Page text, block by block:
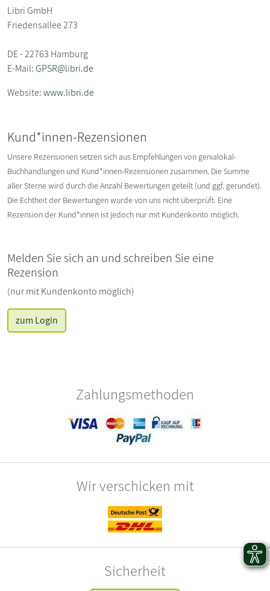
Libri GmbH
Friedensallee 273
DE - 22763 Hamburg
E-Mail:GPSR@libri.de
Website:www.libri.de
Kund*innen-Rezensionen
Unsere Rezensionen setzen sich aus Empfehlungen von genialokal-
Buchhandlungen und Kund*innen-Rezensionen zusammen. Die Summe
aller Sterne wird durch die Anzahl Bewertungen geteilt (und ggf. gerundet).
Die Echtheit der Bewertungen wurde von uns nicht überprüft. Eine
Rezension der Kund*innen ist jedoch nur mit Kundenkonto möglich.
Melden Sie sich an und schreiben Sie eine
Rezension
(nur mit Kundenkonto möglich)
zum Login
Zahlungsmethoden
Wir verschicken mit
Sicherheit